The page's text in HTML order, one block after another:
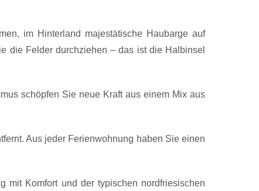
im Hinterland majestätische Haubarge auf
die Felder durchziehen – das ist die Halbinsel
schöpfen Sie neue Kraft aus einem Mix aus
Aus jeder Ferienwohnung haben Sie einen
mit Komfort und der typischen nordfriesischen